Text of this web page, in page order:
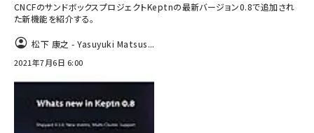
CNCFのサンドボックスプロジェクトKeptnの最新バージョン0.8で追加され
た新機能を紹介する。
松下 康之 - Yasuyuki Matsus...
2021年7月6日 6:00